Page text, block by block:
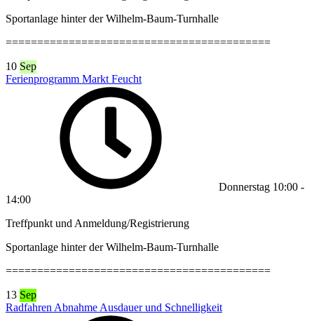
Sportanlage hinter der Wilhelm-Baum-Turnhalle
==========================================
10 Sep
Ferienprogramm Markt Feucht
Donnerstag 10:00 -
14:00
Treffpunkt und Anmeldung/Registrierung
Sportanlage hinter der Wilhelm-Baum-Turnhalle
==========================================
13 Sep
Radfahren Abnahme Ausdauer und Schnelligkeit